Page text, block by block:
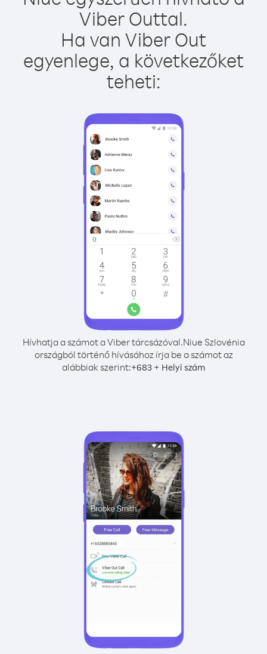
Viber Outtal.
Ha van Viber Out
egyenlege, a következőket
teheti:
Hívhatja a számot a Viber tárcsázóval.Niue Szlovénia
országból történő hívásához írja be a számot az
alábbiak szerint:+683 + Helyi szám